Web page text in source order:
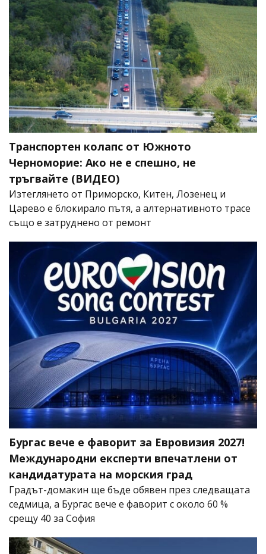
Транспортен колапс от Южното
Черноморие: Ако не е спешно, не
тръгвайте (ВИДЕО)
Изтеглянето от Приморско, Китен, Лозенец и
Царево е блокирало пътя, а алтернативното трасе
също е затруднено от ремонт
Бургас вече е фаворит за Евровизия 2027!
Международни експерти впечатлени от
кандидатурата на морския град
Градът-домакин ще бъде обявен през следващата
седмица, а Бургас вече е фаворит с около 60 %
срещу 40 за София